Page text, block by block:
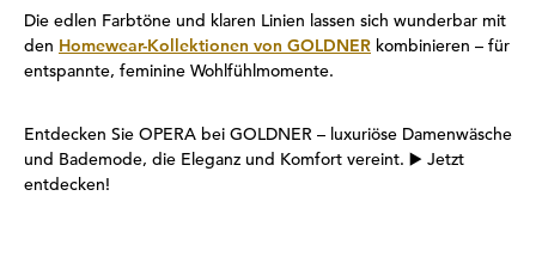
Die edlen Farbtöne und klaren Linien lassen sich wunderbar mit
den Homewear-Kollektionen von GOLDNER kombinieren – für
entspannte, feminine Wohlfühlmomente.
Entdecken Sie OPERA bei GOLDNER – luxuriöse Damenwäsche
und Bademode, die Eleganz und Komfort vereint. ▶️ Jetzt
entdecken!